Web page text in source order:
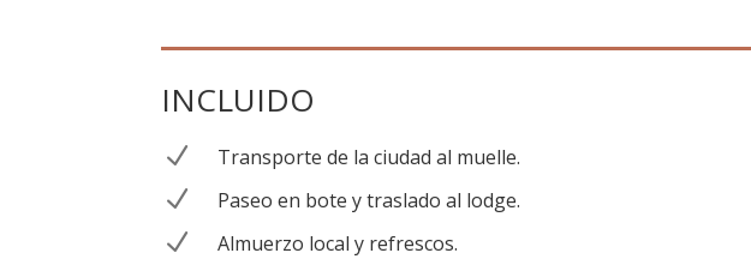
INCLUIDO
N Transporte de la ciudad al muelle.
N Paseo en bote y traslado al lodge.
N Almuerzo local y refrescos.